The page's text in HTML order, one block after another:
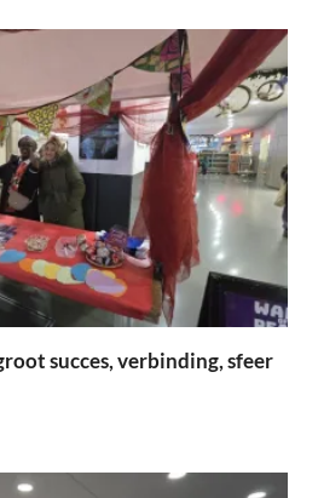
succes, verbinding, sfeer